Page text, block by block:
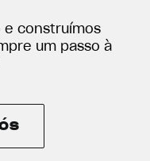
e construímos
um passo à